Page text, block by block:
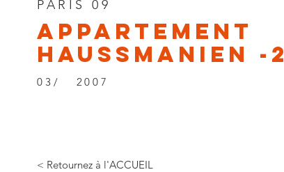
PARIS 09
appartement
haussmanien -2
03/ 2007
< Retournez à l'ACCUEIL